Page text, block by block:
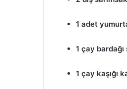
1 adet
1 çay bardağı
1 çay kaşığı